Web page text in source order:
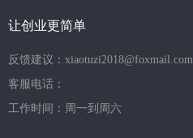
让创业更简单
反馈建议：xiaotuzi2018@foxmail.com
客服电话：
工作时间：周一到周六